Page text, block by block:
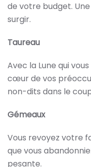
de votre budget.
surgir.
Taureau
Avec la Lune qui
cœur de vos
non-dits dans le
Gémeaux
Vous revoyez votre
que vous
pesante.